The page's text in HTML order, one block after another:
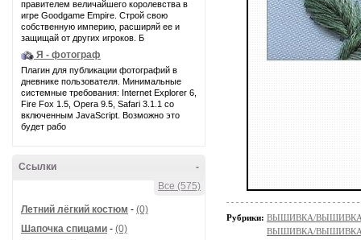
правителем величайшего королевства в
игре Goodgame Empire. Строй свою
собственную империю, расширяй ее и
защищай от других игроков. Б
Я - фотограф
Плагин для публикации фотографий в
дневнике пользователя. Минимальные
системные требования: Internet Explorer 6,
Fire Fox 1.5, Opera 9.5, Safari 3.1.1 со
включенным JavaScript. Возможно это
будет рабо
-
Ссылки
Все (575)
Летний лёгкий костюм - (0)
Шапочка спицами - (0)
Рубрики: ВЫШИВКА/
ВЫШИВКА/ВЫШИВКА